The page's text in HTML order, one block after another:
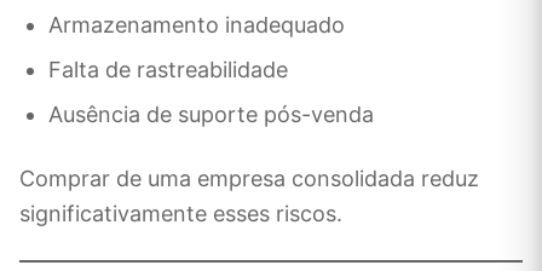
Armazenamento inadequado
Falta de rastreabilidade
Ausência de suporte pós-venda
Comprar de uma empresa consolidada reduz
significativamente esses riscos.